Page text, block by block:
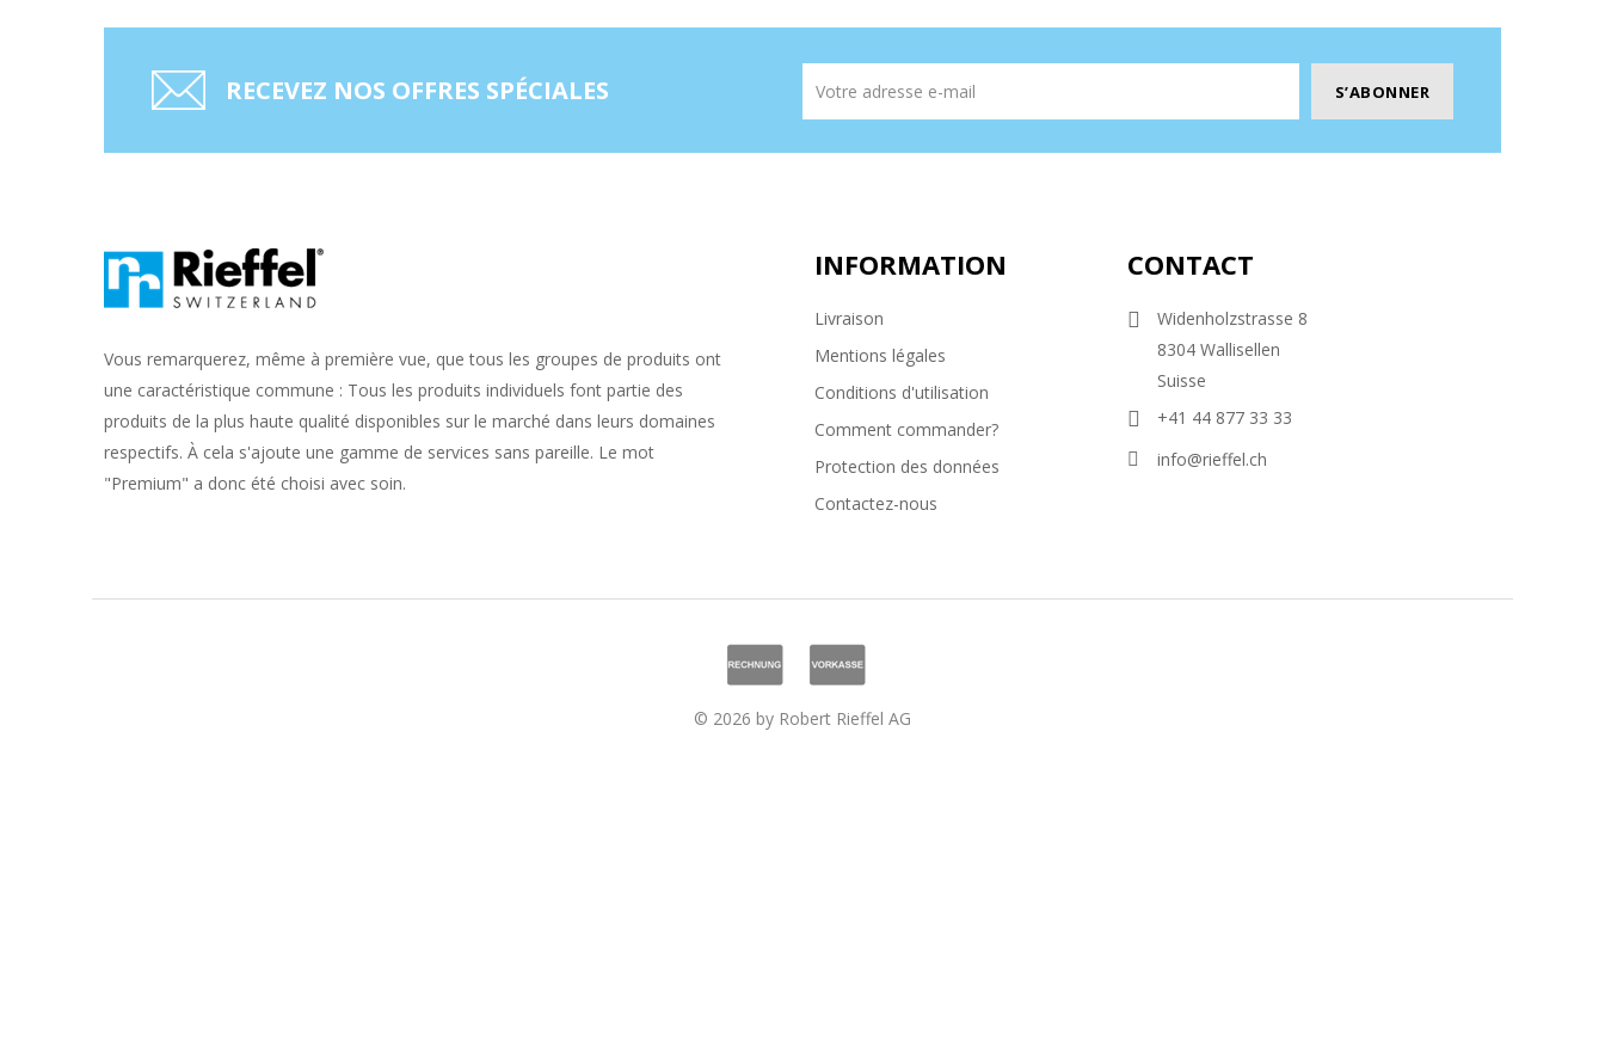
RECEVEZ NOS OFFRES SPÉCIALES
Vous remarquerez, même à première vue, que tous les groupes de produits ont
une caractéristique commune : Tous les produits individuels font partie des
produits de la plus haute qualité disponibles sur le marché dans leurs domaines
respectifs. À cela s'ajoute une gamme de services sans pareille. Le mot
"Premium" a donc été choisi avec soin.
INFORMATION
Livraison
Mentions légales
Conditions d'utilisation
Comment commander?
Protection des données
Contactez-nous
CONTACT
Widenholzstrasse 8
8304 Wallisellen
Suisse
+41 44 877 33 33
info@rieffel.ch
© 2026 by Robert Rieffel AG